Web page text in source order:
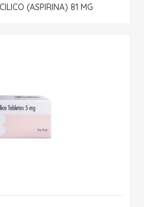
(ASPIRINA) 81 MG